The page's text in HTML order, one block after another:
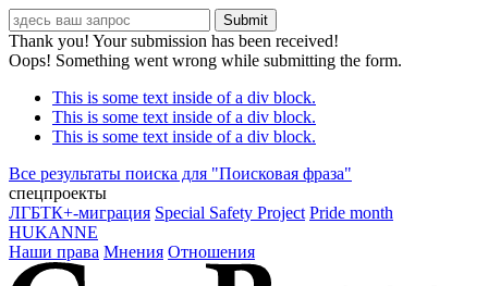
Thank you! Your submission has been received!
Oops! Something went wrong while submitting the form.
This is some text inside of a div block.
This is some text inside of a div block.
This is some text inside of a div block.
Все результаты поиска для "Поисковая фраза"
спецпроекты
ЛГБТК+-миграция Special Safety Project Pride month
HUKANNE
Наши права Мнения Отношения